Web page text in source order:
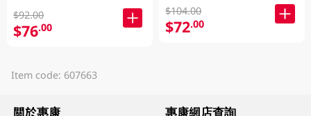
$92.00
$76.00
$104.00
$72.00
Item code: 607663
關於惠康 惠康網店查詢